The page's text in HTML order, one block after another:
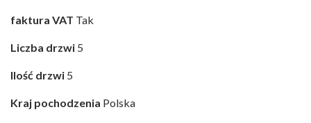
faktura VAT Tak
Liczba drzwi 5
Ilość drzwi 5
Kraj pochodzenia Polska